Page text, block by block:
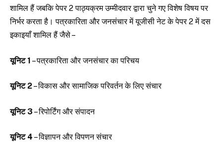
शामिल हैं जबकि पेपर 2 पाठ्यक्रम उम्मीदवार द्वारा चुने गए विशेष विषय पर
निर्भर करता है। पत्रकारिता और जनसंचार में यूजीसी नेट के पेपर 2 में दस
इकाइयाँ शामिल हैं जैसे –
यूनिट 1 – पत्रकारिता और जनसंचार का परिचय
यूनिट 2– विकास और सामाजिक परिवर्तन के लिए संचार
यूनिट 3 – रिपोर्टिंग और संपादन
यूनिट 4 – विज्ञापन और विपणन संचार